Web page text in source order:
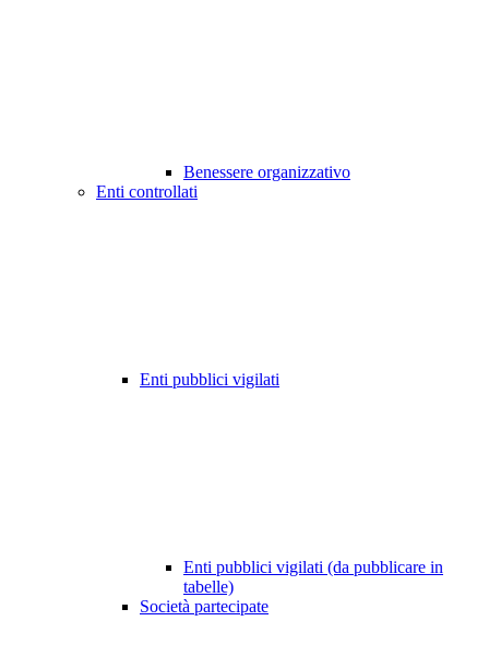
Benessere organizzativo
Enti controllati
Enti pubblici vigilati
Enti pubblici vigilati (da pubblicare in
tabelle)
Società partecipate